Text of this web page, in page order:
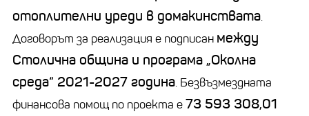
отоплителни уреди в домакинствата.
Договорът за реализация е подписан между
Столична община и програма „Околна
среда“ 2021-2027 година. Безвъзмездната
финансова помощ по проекта е73 593 308,01